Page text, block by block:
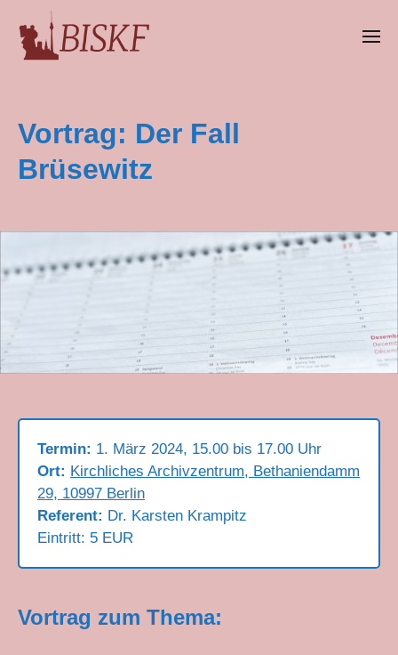
Vortrag: Der Fall
Brüsewitz
Termin: 1. März 2024, 15.00 bis 17.00 Uhr
Ort: Kirchliches Archivzentrum, Bethaniendamm
29, 10997 Berlin
Referent: Dr. Karsten Krampitz
Eintritt: 5 EUR
Vortrag zum Thema: